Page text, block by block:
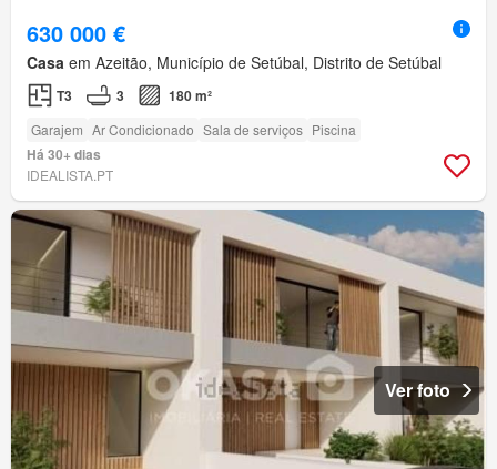
630 000 €
Casa em Azeitão, Município de Setúbal, Distrito de Setúbal
T3 3 180 m²
Garajem Ar Condicionado Sala de serviços Piscina
Há 30+ dias
IDEALISTA.PT
Ver foto